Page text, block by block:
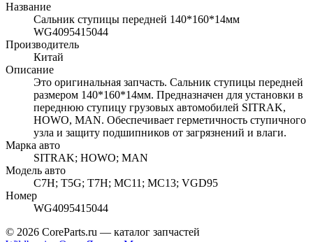
Название
Сальник ступицы передней 140*160*14мм
WG4095415044
Производитель
Китай
Описание
Это оригинальная запчасть. Сальник ступицы передней
размером 140*160*14мм. Предназначен для установки в
переднюю ступицу грузовых автомобилей SITRAK,
HOWO, MAN. Обеспечивает герметичность ступичного
узла и защиту подшипников от загрязнений и влаги.
Марка авто
SITRAK; HOWO; MAN
Модель авто
C7H; T5G; T7H; MC11; MC13; VGD95
Номер
WG4095415044
© 2026 CoreParts.ru — каталог запчастей